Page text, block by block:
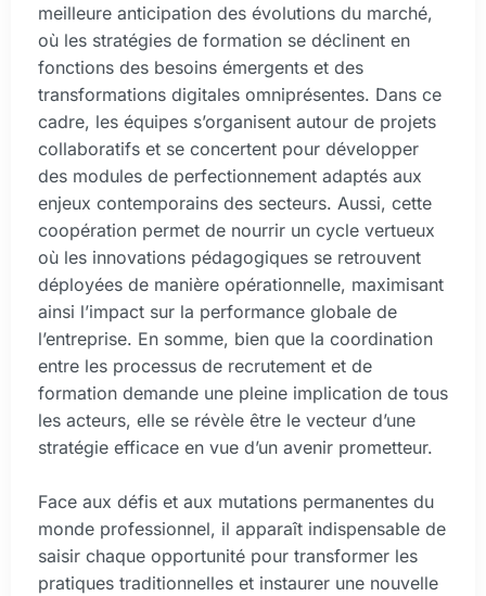
meilleure anticipation des évolutions du marché,
où les stratégies de formation se déclinent en
fonctions des besoins émergents et des
transformations digitales omniprésentes. Dans ce
cadre, les équipes s’organisent autour de projets
collaboratifs et se concertent pour développer
des modules de perfectionnement adaptés aux
enjeux contemporains des secteurs. Aussi, cette
coopération permet de nourrir un cycle vertueux
où les innovations pédagogiques se retrouvent
déployées de manière opérationnelle, maximisant
ainsi l’impact sur la performance globale de
l’entreprise. En somme, bien que la coordination
entre les processus de recrutement et de
formation demande une pleine implication de tous
les acteurs, elle se révèle être le vecteur d’une
stratégie efficace en vue d’un avenir prometteur.
Face aux défis et aux mutations permanentes du
monde professionnel, il apparaît indispensable de
saisir chaque opportunité pour transformer les
pratiques traditionnelles et instaurer une nouvelle